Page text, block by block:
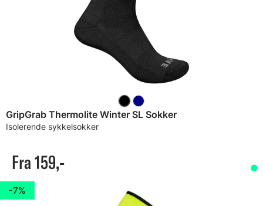
GripGrab Thermolite Winter SL Sokker
Isolerende sykkelsokker
Fra 159,-
7%